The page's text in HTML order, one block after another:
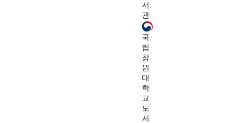
서
관
국
립
창
원
대
학
교
도
서